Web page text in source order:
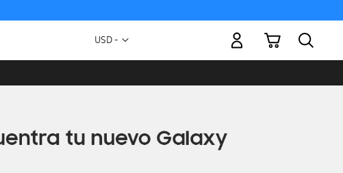
Moneda
USD -
Mi carrito